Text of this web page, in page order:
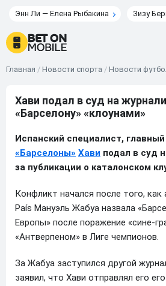
Энн Ли — Елена Рыбакина Зизу
Главная / Новости спорта / Новости
Хави подал в суд на
«Барселону» «клоунами»
Испанский специалист,
«Барселоны» Хави подал в суд
за публикации о каталонском
Конфликт начался после того, как
País Мануэль Жабуа назвала
Европы» после поражение «сине-
«Антверпеном» в Лиге чемпионов.
За Жабуа заступился другой
заявил, что Хави отправлял его